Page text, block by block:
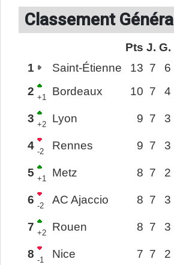
Classement Général
Pts J. G.
1
Saint-Étienne 13 7 6
2 +1 Bordeaux 10 7 4
3 +2 Lyon 9 7 3
4 -2 Rennes 9 7 3
5 +1 Metz 8 7 2
6 -2 AC Ajaccio 8 7 3
7 +2 Rouen 8 7 3
8 -1 Nice 7 7 2